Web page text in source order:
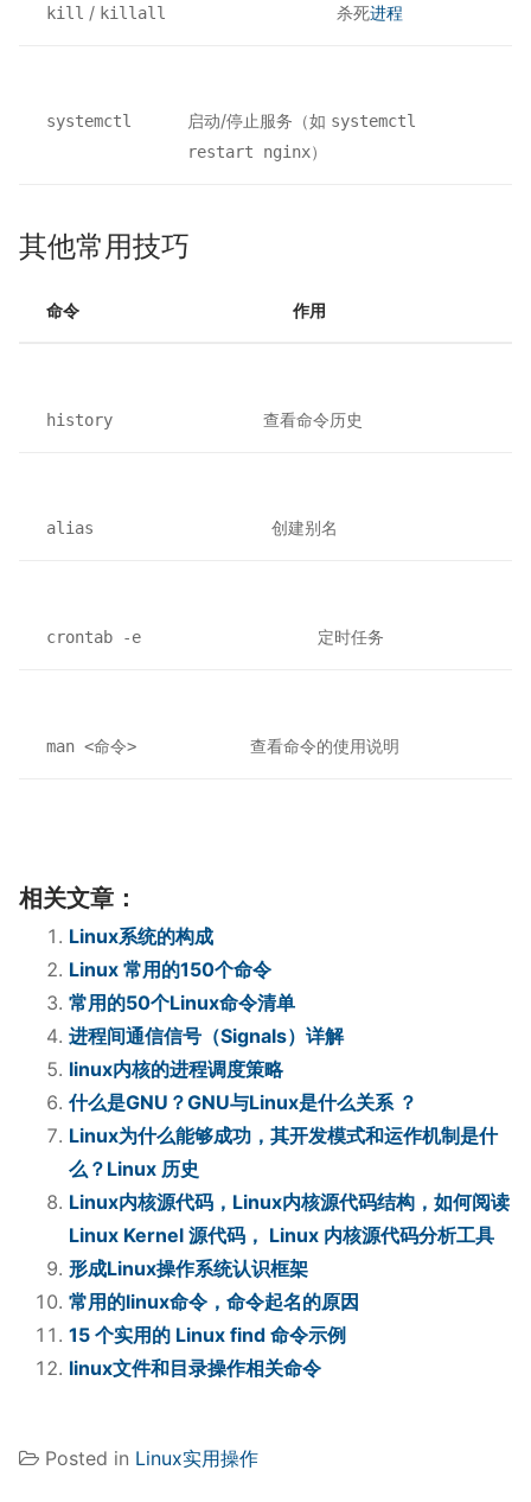
kill / killall 杀死进程
systemctl 启动/停止服务（如 systemctl
restart nginx）
其他常用技巧
命令 作用
history 查看命令历史
alias 创建别名
crontab -e 定时任务
man <命令> 查看命令的使用说明
相关文章：
Linux系统的构成
Linux 常用的150个命令
常用的50个Linux命令清单
进程间通信信号（Signals）详解
linux内核的进程调度策略
什么是GNU？GNU与Linux是什么关系 ？
Linux为什么能够成功，其开发模式和运作机制是什
么？Linux 历史
Linux内核源代码，Linux内核源代码结构，如何阅读
Linux Kernel 源代码， Linux 内核源代码分析工具
形成Linux操作系统认识框架
常用的linux命令，命令起名的原因
15 个实用的 Linux find 命令示例
linux文件和目录操作相关命令
Posted in Linux实用操作